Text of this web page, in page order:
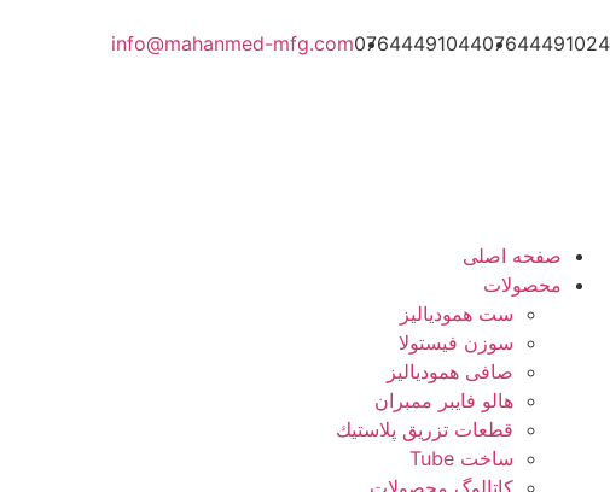
07644491024
07644491044
info@mahanmed-mfg.com
صفحه اصلی
محصولات
ست همودیالیز
سوزن فیستولا
صافی همودیالیز
هالو فایبر ممبران
قطعات تزريق پلاستيك
ساخت Tube
کاتالوگ محصولات